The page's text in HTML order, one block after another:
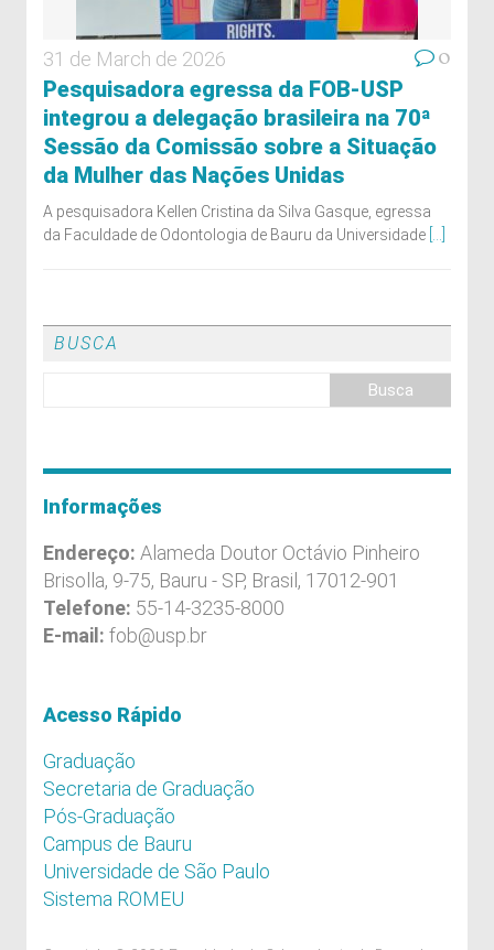
31 de March de 2026 0
Pesquisadora egressa da FOB-USP
integrou a delegação brasileira na 70ª
Sessão da Comissão sobre a Situação
da Mulher das Nações Unidas
A pesquisadora Kellen Cristina da Silva Gasque, egressa
da Faculdade de Odontologia de Bauru da Universidade
BUSCA
Informações
Endereço: Alameda Doutor Octávio Pinheiro
Brisolla, 9-75, Bauru - SP, Brasil, 17012-901
Telefone: 55-14-3235-8000
E-mail: fob@usp.br
Acesso Rápido
Graduação
Secretaria de Graduação
Pós-Graduação
Campus de Bauru
Universidade de São Paulo
Sistema ROMEU